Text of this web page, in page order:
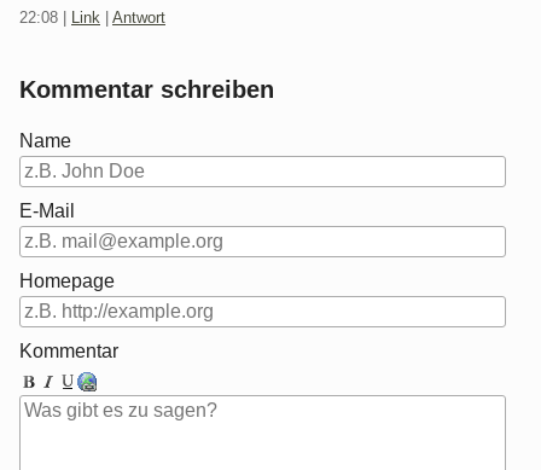
22:08 Link Antwort
Kommentar schreiben
Name
E-Mail
Homepage
Kommentar